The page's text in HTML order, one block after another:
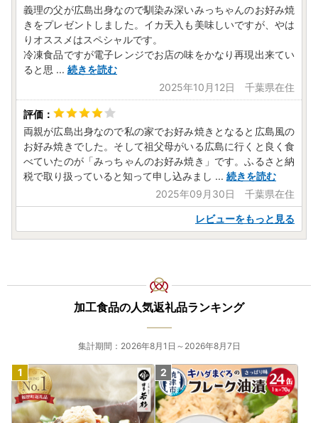
義理の父が広島出身なので馴染み深いみっちゃんのお好み焼
きをプレゼントしました。イカ天入も美味しいですが、やは
りオススメはスペシャルです。
冷凍食品ですが電子レンジでお店の味をかなり再現出来てい
ると思 ... 続きを読む
2025年10月12日 千葉県在住
両親が広島出身なので私の家でお好み焼きとなると広島風の
お好み焼きでした。そして祖父母がいる広島に行くと良く食
べていたのが「みっちゃんのお好み焼き」です。ふるさと納
税で取り扱っていると知って申し込みまし ... 続きを読む
2025年09月30日 千葉県在住
レビューをもっと見る
加工食品の人気返礼品ランキング
集計期間：2026年8月1日～2026年8月7日